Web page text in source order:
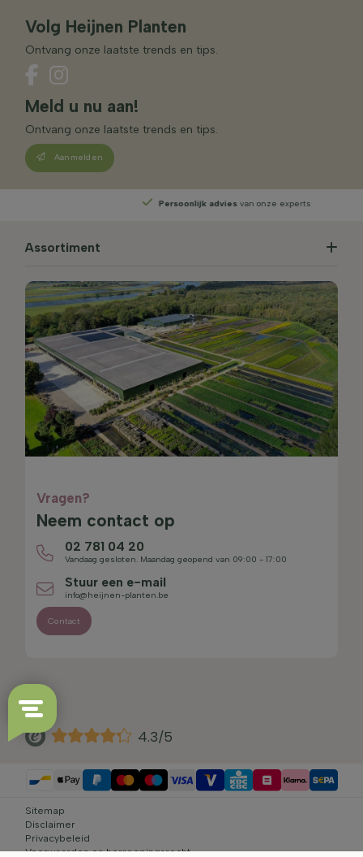
Volg Heijnen Planten
Ontvang onze laatste trends en tips.
Meld u nu aan!
Ontvang onze laatste trends en tips.
Aanmelden
Persoonlijk adviesvan onze experts
Assortiment
Vragen?
Neem contact op
02 781 04 20
Vandaag gesloten. Maandag geopend van 09:00 - 17:00
Stuur een e-mail
info@heijnen-planten.be
Contact
4.3/5
Sitemap
Disclaimer
Privacybeleid
Voorwaarden en herroepingsrecht